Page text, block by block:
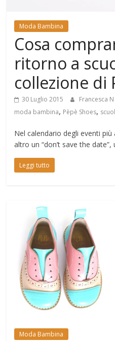
Moda Bambina
Cosa
ritorno a
collezione di
30 Luglio 2015 Francesca N
moda bambina, Pèpè Shoes,
Nel calendario degli eventi più
altro un “don’t save the date”,
Leggi tutto
Moda Bambina